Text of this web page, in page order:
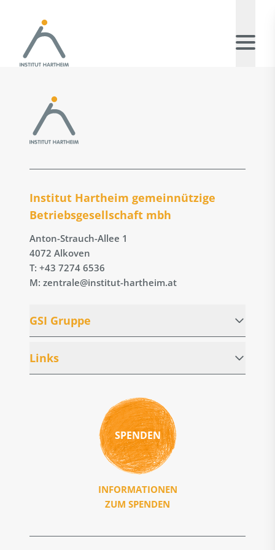
Institut Hartheim gemeinnützige
Betriebs­gesellschaft mbh
Anton-Strauch-Allee 1
4072 Alkoven
T: +43 7274 6536
M: zentrale@institut-hartheim.at
GSI Gruppe
Links
SPENDEN
INFORMATIONEN
ZUM SPENDEN